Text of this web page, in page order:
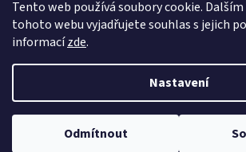
Tento web používá soubory cookie.
tohoto webu vyjadřujete souhlas s jejich
informacízde.
Nastavení
Odmítnout
Copyright 2026Marksman - dovozce
kosmetiky
. Všechna práva